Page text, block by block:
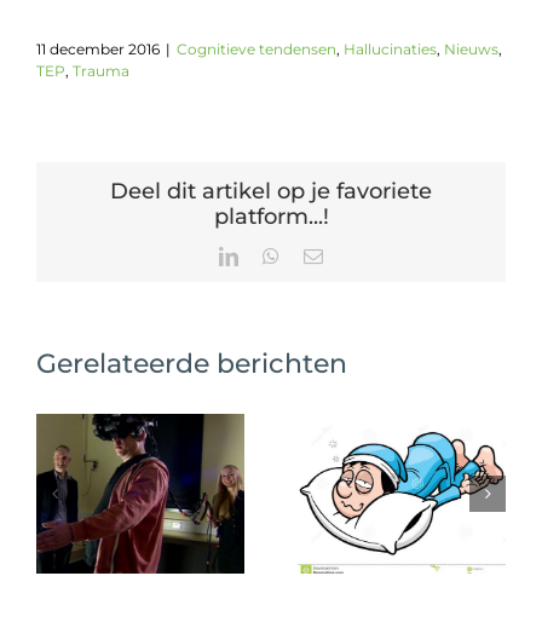
11 december 2016 | Cognitieve tendensen, Hallucinaties, Nieuws,
TEP, Trauma
Deel dit artikel op je favoriete
platform...!
LinkedInWhatsApp
E-
Gerelateerde berichten